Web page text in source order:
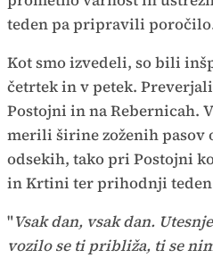
teden pa pripravili
Kot smo izvedeli, so bili
četrtek in v petek.
Postojni in na Rebernicah.
merili širine zoženih pasov
odsekih, tako pri Postojni
in Krtini ter prihodnji
"Vsak dan, vsak dan.
vozilo se ti približa, ti se